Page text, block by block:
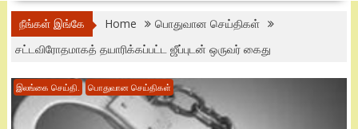
நீங்கள் இங்கே Home
பொதுவான செய்திகள்
சட்டவிரோதமாகத் தயாரிக்கப்பட்ட ஜீப்புடன் ஒருவர் கைது
இலங்கை செய்தி. பொதுவான செய்திகள்